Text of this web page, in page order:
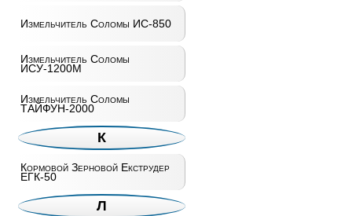
Измельчитель Соломы ИС-850
Измельчитель Соломы
ИСУ-1200М
Измельчитель Соломы
ТАЙФУН-2000
К
Кормовой Зерновой Екструдер
ЕГК-50
Л